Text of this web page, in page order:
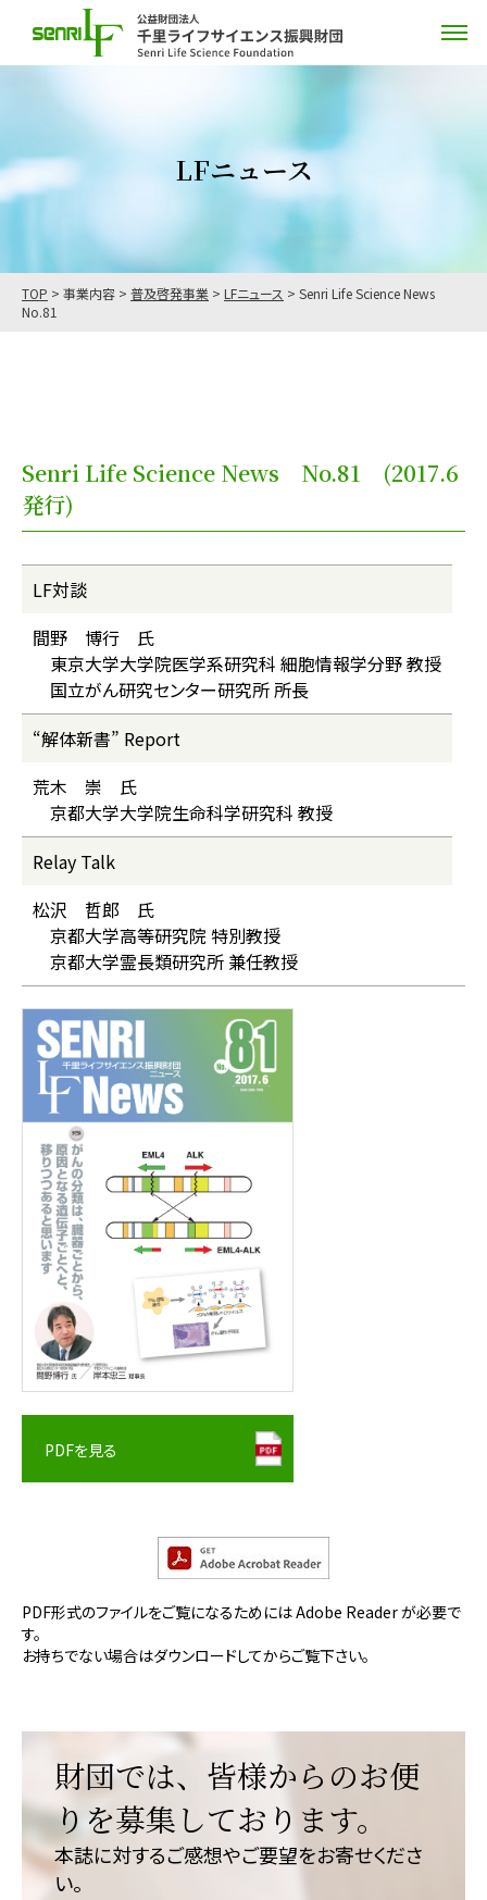
LFニュース
TOP > 事業内容 > 普及啓発事業 > LFニュース > Senri Life Science News
No.81
Senri Life Science News No.81 (2017.6
発行)
LF対談
間野 博行 氏
東京大学大学院医学系研究科 細胞情報学分野 教授
国立がん研究センター研究所 所長
“解体新書” Report
荒木 崇 氏
京都大学大学院生命科学研究科 教授
Relay Talk
松沢 哲郎 氏
京都大学高等研究院 特別教授
京都大学霊長類研究所 兼任教授
PDFを見る
PDF形式のファイルをご覧になるためには Adobe Reader が必要で
す。
お持ちでない場合はダウンロードしてからご覧下さい。
財団では、皆様からのお便
りを募集しております。
本誌に対するご感想やご要望をお寄せくださ
い。